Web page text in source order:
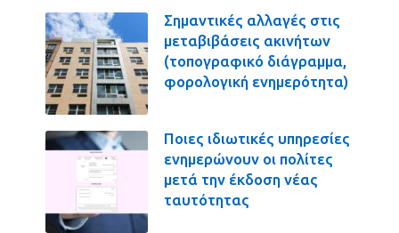
Σημαντικές αλλαγές στις
μεταβιβάσεις ακινήτων
(τοπογραφικό διάγραμμα,
φορολογική ενημερότητα)
Ποιες ιδιωτικές υπηρεσίες
ενημερώνουν οι πολίτες
μετά την έκδοση νέας
ταυτότητας